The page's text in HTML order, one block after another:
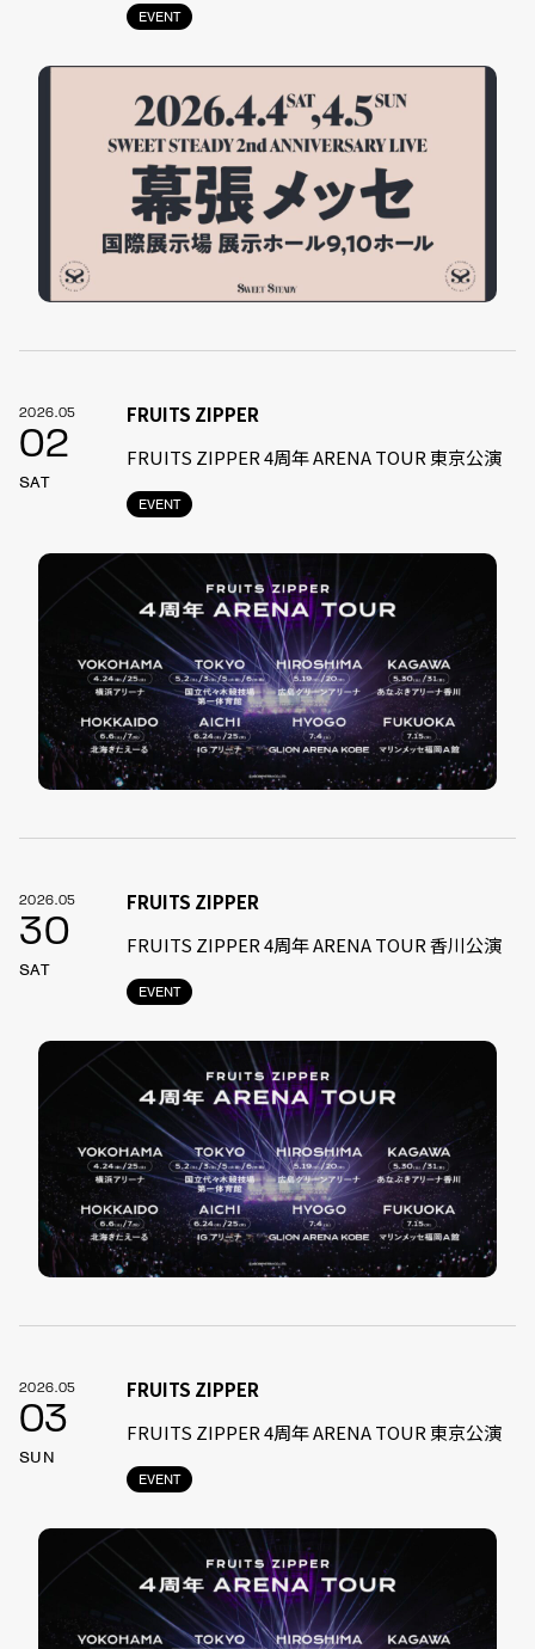
EVENT
2026.05
02
SAT
EVENT
FRUITS ZIPPER
FRUITS ZIPPER 4周年 ARENA TOUR 東京公演
2026.05
30
SAT
EVENT
FRUITS ZIPPER
FRUITS ZIPPER 4周年 ARENA TOUR 香川公演
2026.05
03
SUN
EVENT
FRUITS ZIPPER
FRUITS ZIPPER 4周年 ARENA TOUR 東京公演